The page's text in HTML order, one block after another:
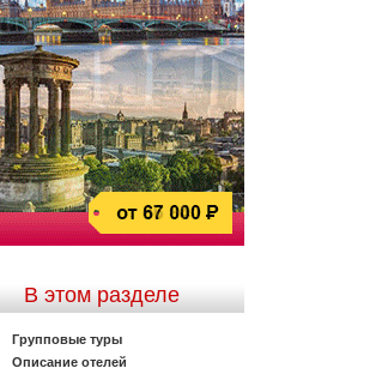
В этом разделе
Групповые туры
Описание отелей